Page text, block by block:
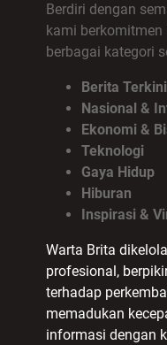
Berdiri dengan
kami
berbagai kategori
Berita Terkini
Nasional &
Ekonomi &
Teknologi
Gaya Hidup
Hiburan
Inspirasi &
Warta Brita
profesional,
terhadap
memadukan
informasi dengan